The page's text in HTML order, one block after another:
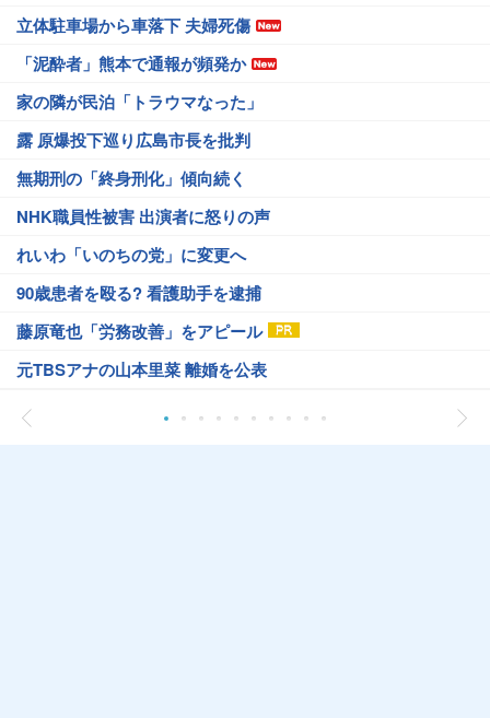
立体駐車場から車落下 夫婦死傷
「泥酔者」熊本で通報が頻発か
家の隣が民泊「トラウマなった」
露 原爆投下巡り広島市長を批判
無期刑の「終身刑化」傾向続く
NHK職員性被害 出演者に怒りの声
れいわ「いのちの党」に変更へ
90歳患者を殴る? 看護助手を逮捕
藤原竜也「労務改善」をアピール
元TBSアナの山本里菜 離婚を公表